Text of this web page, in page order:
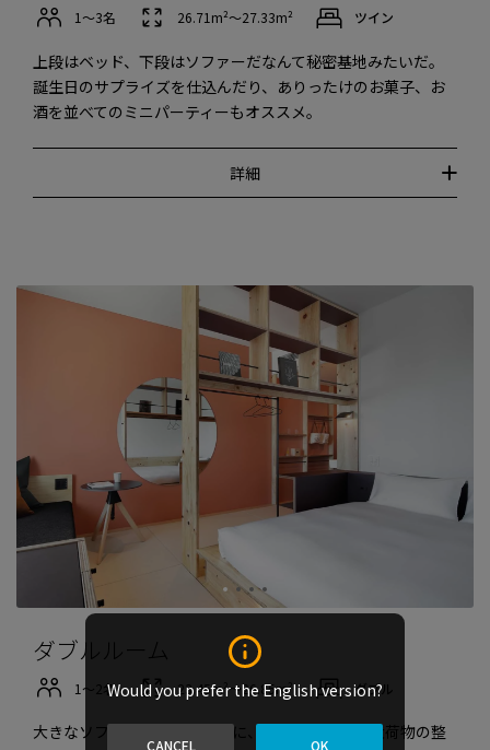
Would you prefer the English version?
CANCEL OK
1〜3名 26.71m²〜27.33m² ツイン
上段はベッド、下段はソファーだなんて秘密基地みたいだ。
誕生日のサプライズを仕込んだり、ありったけのお菓子、お
酒を並べてのミニパーティーもオススメ。
詳細
ダブルルーム
1〜2名 23.45m²〜26.85m² ダブル
大きなソファとダブルベッドに、デスクも完備。大荷物の整